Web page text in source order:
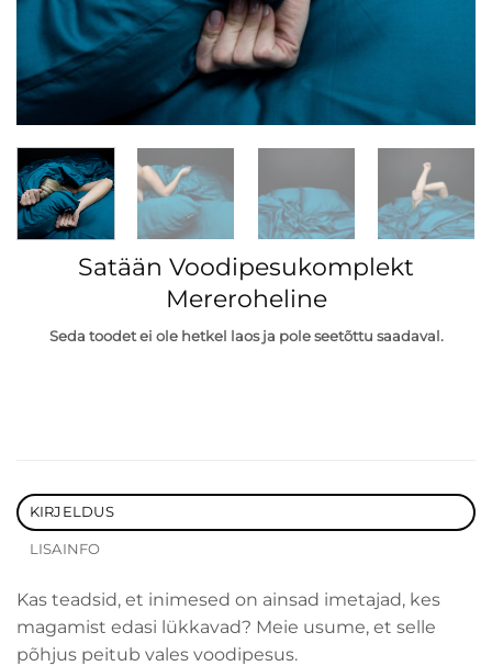
Satään Voodipesukomplekt
Mereroheline
Seda toodet ei ole hetkel laos ja pole seetõttu saadaval.
KIRJELDUS
LISAINFO
Kas teadsid, et inimesed on ainsad imetajad, kes
magamist edasi lükkavad? Meie usume, et selle
põhjus peitub vales voodipesus.